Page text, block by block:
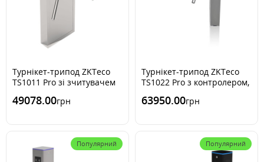
Турнікет-трипод ZKTeco
TS1011 Pro зі зчитувачем
49078.00грн
Турнікет-трипод ZKTeco
TS1022 Pro з контролером,
пальця і RFID карт
63950.00грн
Популярний Популярний